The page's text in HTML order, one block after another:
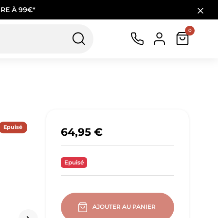
À 99€*
0
Epuisé 64,95 €
Epuisé
AJOUTER AU PANIER